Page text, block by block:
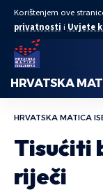
Korištenjem ove
privatnosti i Uvjete
HRVATSKA
HRVATSKA MATICA
Tisućiti
riječi